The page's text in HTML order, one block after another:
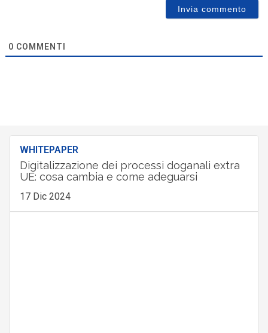
0 COMMENTI
WHITEPAPER
Digitalizzazione dei processi doganali extra
UE: cosa cambia e come adeguarsi
17 Dic 2024